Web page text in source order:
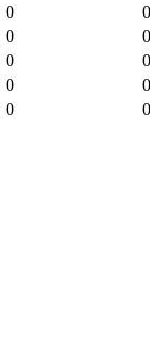
0
0
0
0
0
0
0
0
0
0